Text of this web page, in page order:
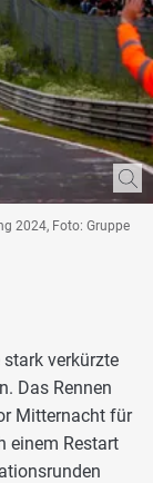
2024, Foto: Gruppe
stark verkürzte
Das Rennen
Mitternacht für
einem Restart